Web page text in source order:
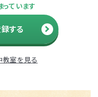
ています
する
室を見る